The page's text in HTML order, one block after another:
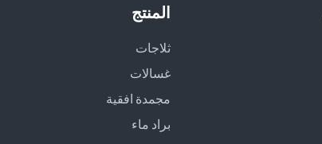
المنتج
ثلاجات
غسالات
مجمدة افقية
براد ماء